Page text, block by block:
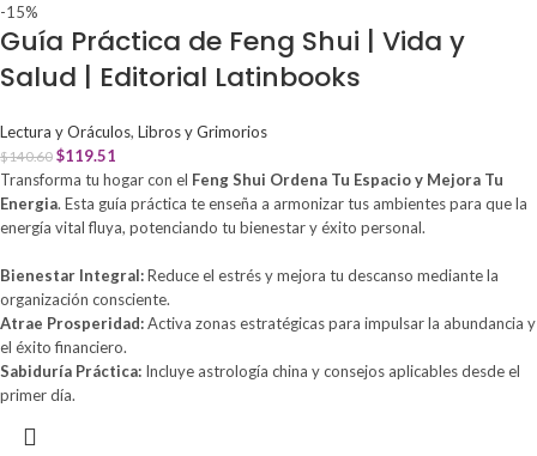
-15%
Guía Práctica de Feng Shui | Vida y
Salud | Editorial Latinbooks
Lectura y Oráculos, Libros y Grimorios
$140.60 $119.51
Transforma tu hogar con el Feng Shui Ordena Tu Espacio y Mejora Tu
Energia. Esta guía práctica te enseña a armonizar tus ambientes para que la
energía vital fluya, potenciando tu bienestar y éxito personal.
Bienestar Integral:Reduce el estrés y mejora tu descanso mediante la
organización consciente.
Atrae Prosperidad:Activa zonas estratégicas para impulsar la abundancia y
el éxito financiero.
Sabiduría Práctica: Incluye astrología china y consejos aplicables desde el
primer día.